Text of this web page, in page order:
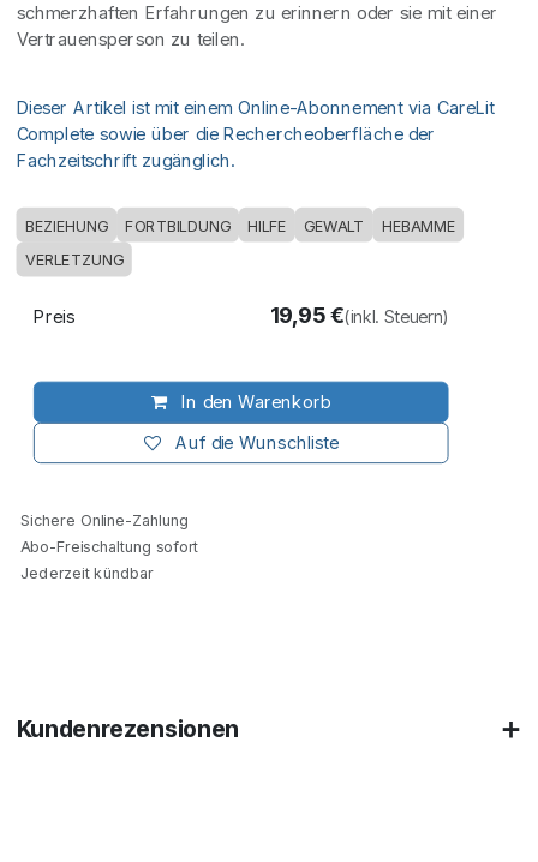
schmerzhaften Erfahrungen zu erinnern oder sie mit einer
Vertrauensperson zu teilen.
Dieser Artikel ist mit einem Online-Abonnement via CareLit
Complete sowie über die Rechercheoberfläche der
Fachzeitschrift zugänglich.
BEZIEHUNG FORTBILDUNG HILFE GEWALT
HEBAMME
VERLETZUNG
In den Warenkorb
Auf die Wunschliste
Preis 19,95€(inkl. Steuern)
Sichere Online-Zahlung
Abo-Freischaltung sofort
Jederzeit kündbar
Kundenrezensionen